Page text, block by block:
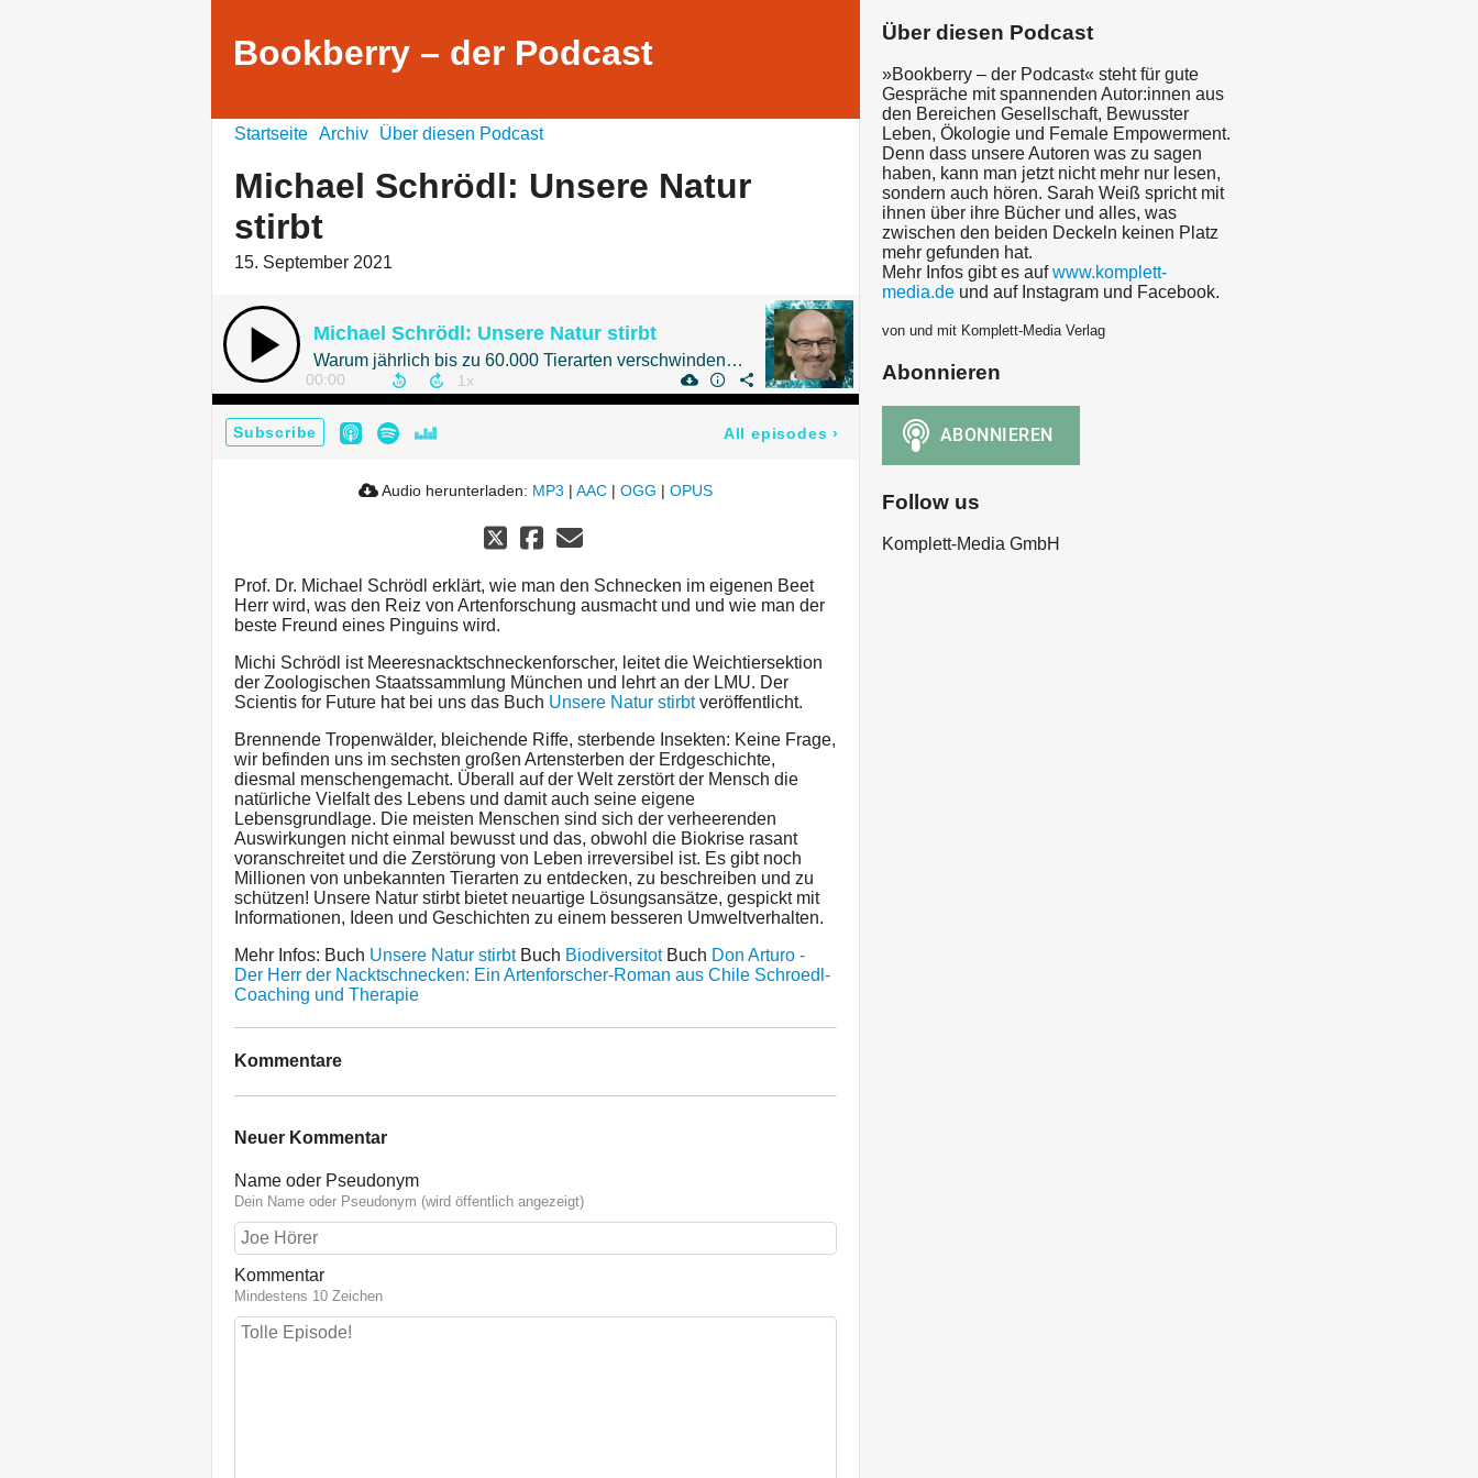
Bookberry – der Podcast
Startseite Archiv Über diesen Podcast
Michael Schrödl: Unsere Natur
stirbt
15. September 2021
Michael Schrödl: Unsere Natur stirbt
Warum jährlich bis zu 60.000 Tierarten verschwinden und das verheerende Auswirkungen hat
00:00
Subscribe All episodes ›
Audio herunterladen: MP3 | AAC | OGG | OPUS
Prof. Dr. Michael Schrödl erklärt, wie man den Schnecken im eigenen Beet
Herr wird, was den Reiz von Artenforschung ausmacht und und wie man der
beste Freund eines Pinguins wird.
Michi Schrödl ist Meeresnacktschneckenforscher, leitet die Weichtiersektion
der Zoologischen Staatssammlung München und lehrt an der LMU. Der
Scientis for Future hat bei uns das Buch Unsere Natur stirbtveröffentlicht.
Brennende Tropenwälder, bleichende Riffe, sterbende Insekten: Keine Frage,
wir befinden uns im sechsten großen Artensterben der Erdgeschichte,
diesmal menschengemacht. Überall auf der Welt zerstört der Mensch die
natürliche Vielfalt des Lebens und damit auch seine eigene
Lebensgrundlage. Die meisten Menschen sind sich der verheerenden
Auswirkungen nicht einmal bewusst und das, obwohl die Biokrise rasant
voranschreitet und die Zerstörung von Leben irreversibel ist. Es gibt noch
Millionen von unbekannten Tierarten zu entdecken, zu beschreiben und zu
schützen! Unsere Natur stirbt bietet neuartige Lösungsansätze, gespickt mit
Informationen, Ideen und Geschichten zu einem besseren Umweltverhalten.
Mehr Infos: Buch Unsere Natur stirbtBuch BiodiversitotBuch Don Arturo -
Der Herr der Nacktschnecken: Ein Artenforscher-Roman aus Chile Schroedl-
Coaching und Therapie
Kommentare
Neuer Kommentar
Name oder Pseudonym
Dein Name oder Pseudonym (wird öffentlich angezeigt)
Kommentar
Mindestens 10 Zeichen
Über diesen Podcast
»Bookberry – der Podcast« steht für gute
Gespräche mit spannenden Autor:innen aus
den Bereichen Gesellschaft, Bewusster
Leben, Ökologie und Female Empowerment.
Denn dass unsere Autoren was zu sagen
haben, kann man jetzt nicht mehr nur lesen,
sondern auch hören. Sarah Weiß spricht mit
ihnen über ihre Bücher und alles, was
zwischen den beiden Deckeln keinen Platz
mehr gefunden hat.
Mehr Infos gibt es aufwww.komplett-
media.de und auf Instagram und Facebook.
von und mit Komplett-Media Verlag
Abonnieren
Follow us
Komplett-Media GmbH